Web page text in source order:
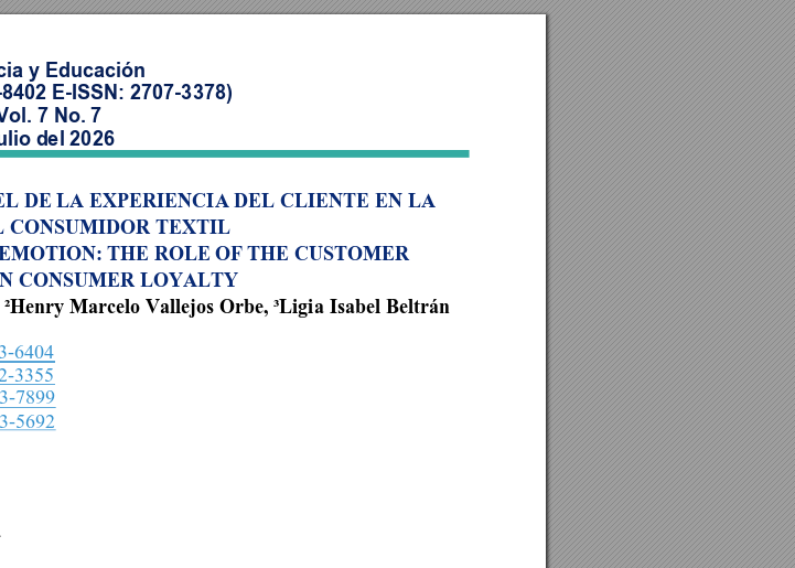
y Educación
E-ISSN: 2707-3378)
7 No. 7
del 2026
DE LA EXPERIENCIA DEL CLIENTE EN LA
CONSUMIDOR TEXTIL
THE ROLE OF THE CUSTOMER
CONSUMER LOYALTY
²Henry Marcelo Vallejos Orbe, ³Ligia Isabel Beltrán
6404
3355
7899
5692
.